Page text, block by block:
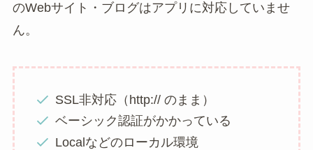
のWebサイト・ブログはアプリに対応していませ
ん。
SSL非対応（http:// のまま）
ベーシック認証がかかっている
Localなどのローカル環境